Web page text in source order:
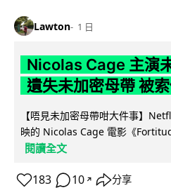
Lawton 1 日
Nicolas Cage 主演
遺失未加密母帶 被
【唔見未加密母帶咁大件事】
映的 Nicolas Cage 電影《
閱讀全文
183 10 ↗ 分享